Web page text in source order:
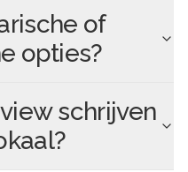
of
opties?
schrijven
?